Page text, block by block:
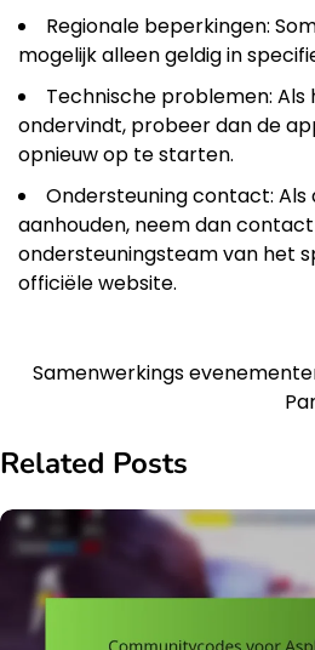
Regionale beperkingen:
mogelijk alleen geldig in
Technische problemen:
ondervindt, probeer dan de
opnieuw op te starten.
Ondersteuning contact:
aanhouden, neem dan
ondersteuningsteam van het
officiële website.
PostSamenwerkings
Related Posts